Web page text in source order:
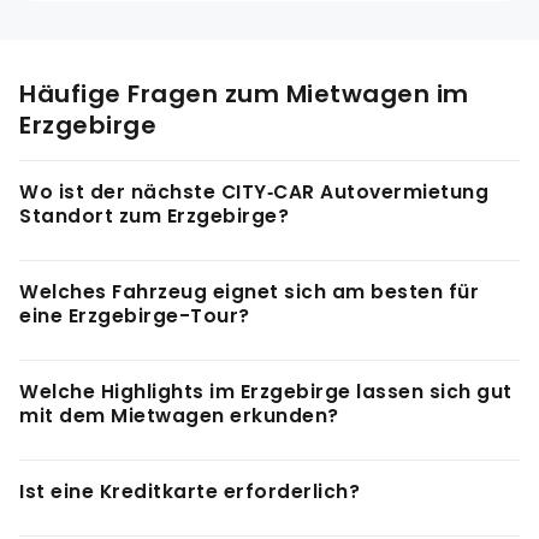
Häufige Fragen zum Mietwagen im
Erzgebirge
Wo ist der nächste CITY‑CAR Autovermietung
Standort zum Erzgebirge?
Erzgebirgskamm) und Leipzig (ca. 100 km). Beide
Standorte sind ideal als Ausgangspunkt für eine
Welches Fahrzeug eignet sich am besten für
eine Erzgebirge-Tour?
guter Traktion, da viele Straßen kurvig und im Winter
schneebedeckt sein können. Kompaktkombis, SUVs
bieten sich an, wenn ihr viel Gepäck oder
Welche Highlights im Erzgebirge lassen sich gut
mit dem Mietwagen erkunden?
Schneeberg, Oberwiesenthal, das Freilichtbergwerk
Ist eine Kreditkarte erforderlich?